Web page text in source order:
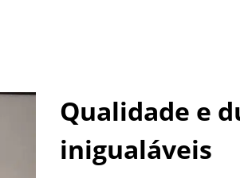
Qualidade e
inigualáveis